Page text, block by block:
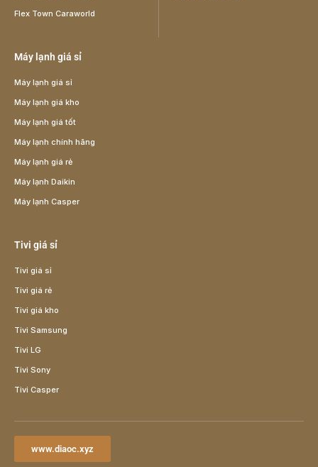
Flex Town Caraworld
Máy lạnh giá sỉ
Máy lạnh giá sỉ
Máy lạnh giá kho
Máy lạnh giá tốt
Máy lạnh chính hãng
Máy lạnh giá rẻ
Máy lạnh Daikin
Máy lạnh Casper
Tivi giá sỉ
Tivi giá sỉ
Tivi giá rẻ
Tivi giá kho
Tivi Samsung
Tivi LG
Tivi Sony
Tivi Casper
www.diaoc.xyz